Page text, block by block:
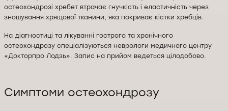
остеохондрозі хребет втрачає гнучкість і еластичність через
зношування хрящової тканини, яка покриває кістки хребців.
На діагностиці та лікуванні гострого та хронічного
остеохондрозу спеціалізуються неврологи медичного центру
«Докторпро Лодзь». Запис на прийом ведеться цілодобово.
Симптоми остеохондрозу